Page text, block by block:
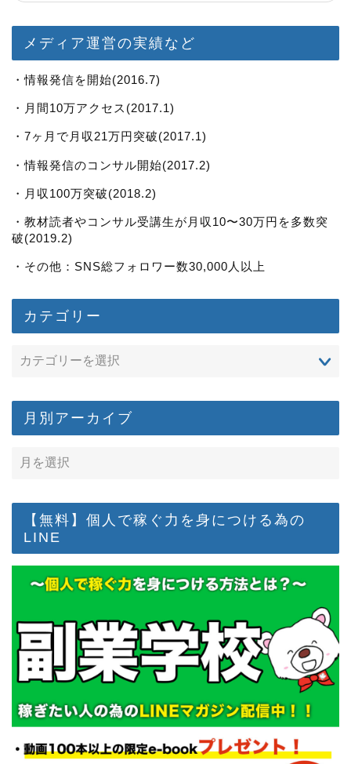
メディア運営の実績など
・情報発信を開始(2016.7)
・月間10万アクセス(2017.1)
・7ヶ月で月収21万円突破(2017.1)
・情報発信のコンサル開始(2017.2)
・月収100万突破(2018.2)
・教材読者やコンサル受講生が月収10〜30万円を多数突
破(2019.2)
・その他：SNS総フォロワー数30,000人以上
カテゴリー
月別アーカイブ
【無料】個人で稼ぐ力を身につける為の
LINE